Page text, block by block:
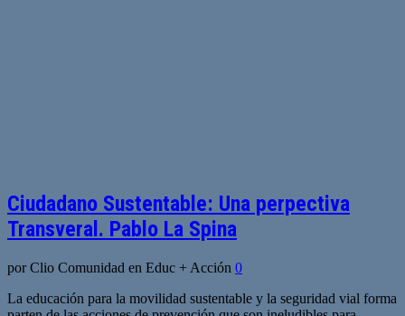
Ciudadano Sustentable: Una perpectiva
Transveral. Pablo La Spina
por Clio Comunidad en Educ + Acción 0
La educación para la movilidad sustentable y la seguridad vial forma